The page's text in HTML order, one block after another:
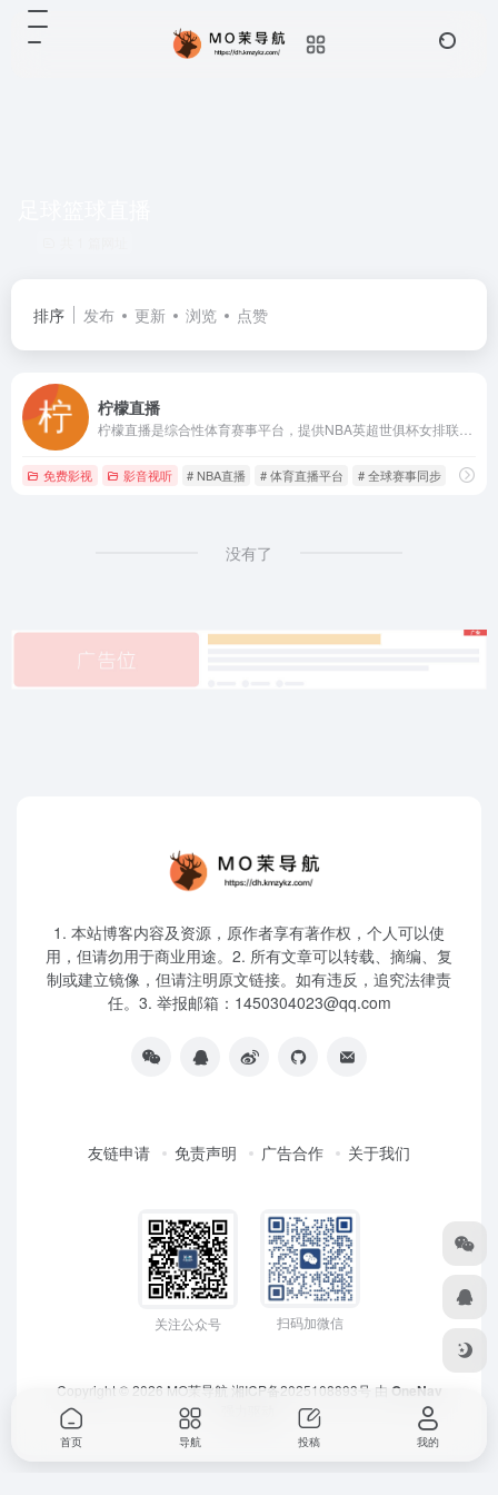
排序 发布 更新 浏览 点赞
柠檬直播
免费影视 影音视听 # NBA直播 # 体育直播平台 # 全球赛事同步
没有了
1. 本站博客内容及资源，原作者享有著作权，个人可以使
用，但请勿用于商业用途。2. 所有文章可以转载、摘编、复
制或建立镜像，但请注明原文链接。如有违反，追究法律责
任。3. 举报邮箱：1450304023@qq.com
友链申请 免责声明 广告合作 关于我们
关注公众号 扫码加微信
Copyright © 2026 MO茉导航 湘ICP备2025108893号 由 OneNav
首页 导航 投稿 我的